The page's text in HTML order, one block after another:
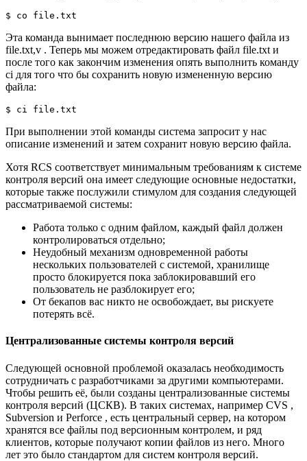
$ co file.txt
Эта команда вынимает последнюю версию нашего файла из
file.txt,v . Теперь мы можем отредактировать файл file.txt и
после того как закончим изменения опять выполнить команду
ci для того что бы сохранить новую измененную версию
файла:
$ ci file.txt
При выполнении этой команды система запросит у нас
описание изменений и затем сохранит новую версию файла.
Хотя RCS соответствует минимальным требованиям к системе
контроля версий она имеет следующие основные недостатки,
которые также послужили стимулом для создания следующей
рассматриваемой системы:
Работа только с одним файлом, каждый файл должен
контролироваться отдельно;
Неудобный механизм одновременной работы
нескольких пользователей с системой, хранилище
просто блокируется пока заблокировавший его
пользователь не разблокирует его;
От бекапов вас никто не освобождает, вы рискуете
потерять всё.
Централизованные системы контроля версий
Следующей основной проблемой оказалась необходимость
сотрудничать с разработчиками за другими компьютерами.
Чтобы решить её, были созданы централизованные системы
контроля версий (ЦСКВ). В таких системах, например CVS ,
Subversion и Perforce , есть центральный сервер, на котором
хранятся все файлы под версионным контролем, и ряд
клиентов, которые получают копии файлов из него. Много
лет это было стандартом для систем контроля версий.